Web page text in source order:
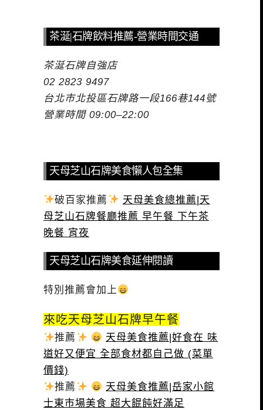
茶涎|石牌飲料推薦-營業時間交通
茶涎石牌自強店
02 2823 9497
台北市北投區石牌路一段166巷144號
營業時間 09:00–22:00
天母芝山石牌美食懶人包全集
破百家推薦
天母美食總推薦|天
母芝山石牌餐廳推薦 早午餐 下午茶
晚餐 宵夜
天母芝山石牌美食延伸閱讀
特別推薦會加上
來吃天母芝山石牌早午餐
推薦
天母美食推薦|好食在 味
道好又便宜 全部食材都自己做 (菜單
價錢)
推薦
天母美食推薦|岳家小館
士東市場美食 超大餛飩好滿足